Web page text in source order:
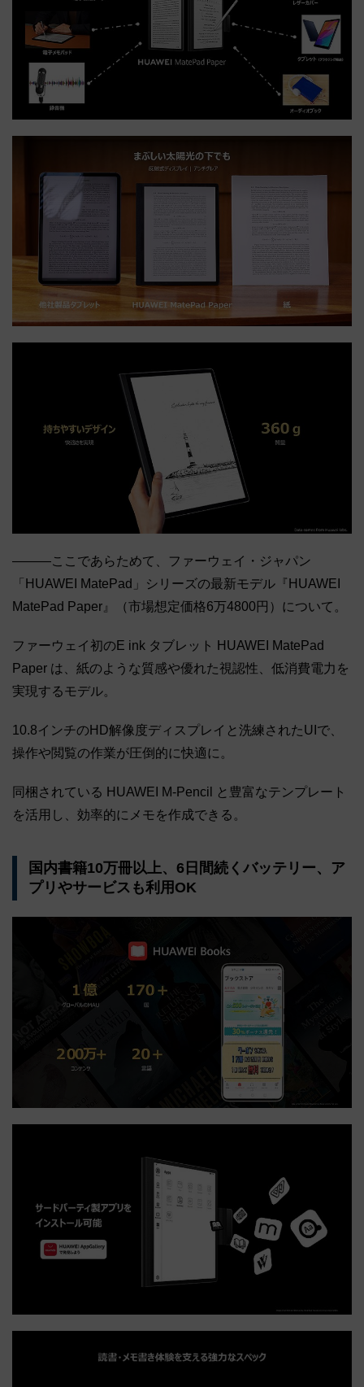
―――ここであらためて、ファーウェイ・ジャパン
「HUAWEI MatePad」シリーズの最新モデル『HUAWEI
MatePad Paper』（市場想定価格6万4800円）について。
ファーウェイ初のE ink タブレット HUAWEI MatePad
Paper は、紙のような質感や優れた視認性、低消費電力を
実現するモデル。
10.8インチのHD解像度ディスプレイと洗練されたUIで、
操作や閲覧の作業が圧倒的に快適に。
同梱されている HUAWEI M-Pencil と豊富なテンプレート
を活用し、効率的にメモを作成できる。
国内書籍10万冊以上、6日間続くバッテリー、ア
プリやサービスも利用OK